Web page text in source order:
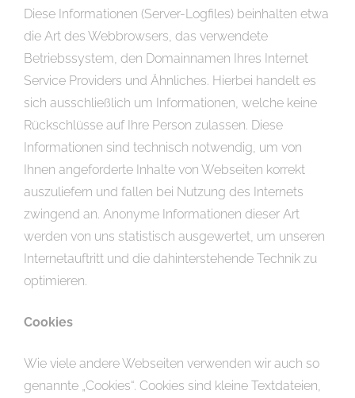
Diese Informationen (Server-Logfiles) beinhalten etwa
die Art des Webbrowsers, das verwendete
Betriebssystem, den Domainnamen Ihres Internet
Service Providers und Ähnliches. Hierbei handelt es
sich ausschließlich um Informationen, welche keine
Rückschlüsse auf Ihre Person zulassen. Diese
Informationen sind technisch notwendig, um von
Ihnen angeforderte Inhalte von Webseiten korrekt
auszuliefern und fallen bei Nutzung des Internets
zwingend an. Anonyme Informationen dieser Art
werden von uns statistisch ausgewertet, um unseren
Internetauftritt und die dahinterstehende Technik zu
optimieren.
Cookies
Wie viele andere Webseiten verwenden wir auch so
genannte „Cookies“. Cookies sind kleine Textdateien,